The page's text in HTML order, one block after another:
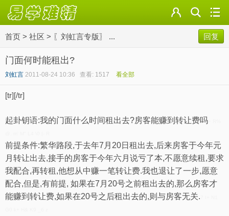
首页 > 社区 > 〖刘虹言专版〗 ... 回复
门面何时能租出?
刘虹言 2011-08-24 10:36 查看: 1517 看全部
[tr][/tr]
起卦钥语:我的门面什么时间租出去?房客能赚到转让费吗
前提条件:繁华路段,于去年7月20日租出去,后来房客于今年元
月转让出去,接手的房客于今年六月说亏了本,不愿意续租,要求
我配合,再转租,他想从中赚一笔转让费.我也退让了一步,愿意
配合,但是,有前提, 如果在7月20号之前租出去的,那么房客才
能赚到转让费,如果在20号之后租出去的,则与房客无关.